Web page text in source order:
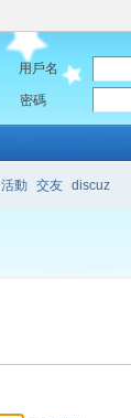
用戶名
密碼
活動 交友 discuz